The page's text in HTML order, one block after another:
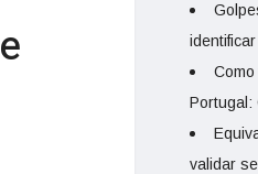
Portugal:
validar